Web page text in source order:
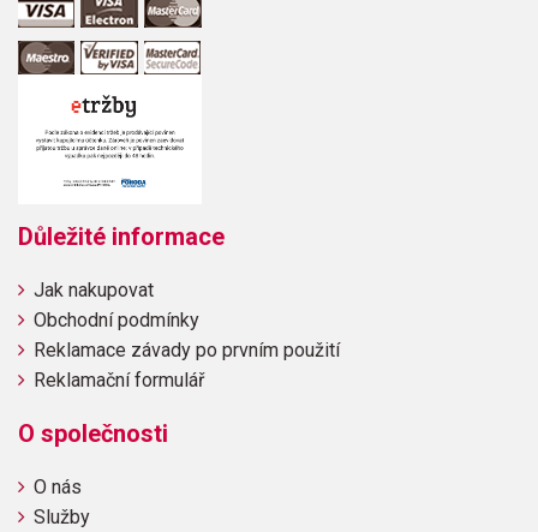
Důležité informace
Jak nakupovat
Obchodní podmínky
Reklamace závady po prvním použití
Reklamační formulář
O společnosti
O nás
Služby